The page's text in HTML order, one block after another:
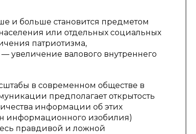
и больше становится предметом
или отдельных социальных
патриотизма,
увеличение валового внутреннего
в современном обществе в
предполагает открытость
информации об этих
информационного изобилия)
правдивой и ложной